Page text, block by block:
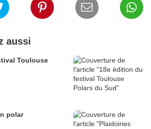
aussi
Toulouse
polar